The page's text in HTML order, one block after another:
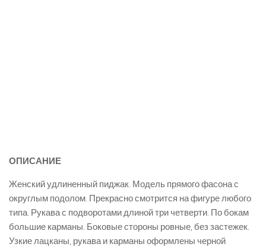
ОПИСАНИЕ
Женский удлиненный пиджак. Модель прямого фасона с
округлым подолом. Прекрасно смотрится на фигуре любого
типа. Рукава с подворотами длиной три четверти. По бокам
большие карманы. Боковые стороны ровные, без застежек.
Узкие лацканы, рукава и карманы оформлены черной